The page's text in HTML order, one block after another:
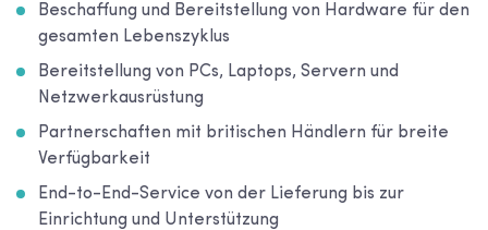
Beschaffung und Bereitstellung von Hardware für den
gesamten Lebenszyklus
Bereitstellung von PCs, Laptops, Servern und
Netzwerkausrüstung
Partnerschaften mit britischen Händlern für breite
Verfügbarkeit
End-to-End-Service von der Lieferung bis zur
Einrichtung und Unterstützung